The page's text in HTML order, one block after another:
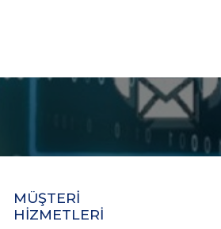
MÜŞTERİ
HİZMETLERİ